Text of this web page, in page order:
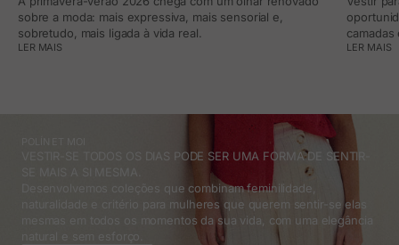
sobre a moda: mais expressiva, mais sensorial e,
sobretudo, mais ligada à vida real.
LER MAIS LER MAIS
VESTIR-SE TODOS OS DIAS PODE SER UMA FORMA DE SENTIR-
SE MAIS A SI MESMA.
Desenvolvemos coleções que combinam feminilidade,
naturalidade e critério para mulheres que querem sentir-se elas
mesmas em todos os momentos da sua vida, com uma elegância
natural e sem esforço.